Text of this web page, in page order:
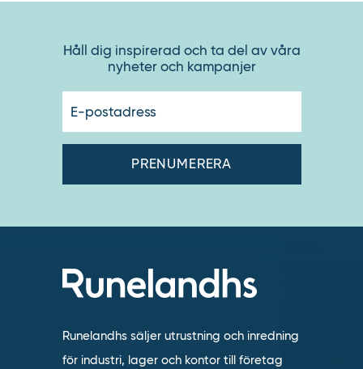
Håll dig inspirerad och ta del av våra
nyheter och kampanjer
Runelandhs säljer utrustning och inredning
för industri, lager och kontor till företag